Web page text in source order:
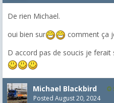
De rien Michael.
oui bien sur
comment ça
D accord pas de soucis je
Michael Blackbird
Posted August 20, 2024